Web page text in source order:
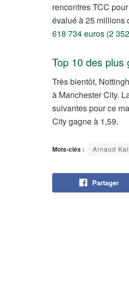
rencontres TCC
évalué à 25 millions
618 734 euros (2
Top 10 des plus
Très bientôt,
à Manchester City.
suivantes pour ce
City gagne à 1,59.
Mots-clés : Arnaud
Partager